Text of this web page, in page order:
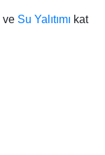
ve Su Yalıtımı kat